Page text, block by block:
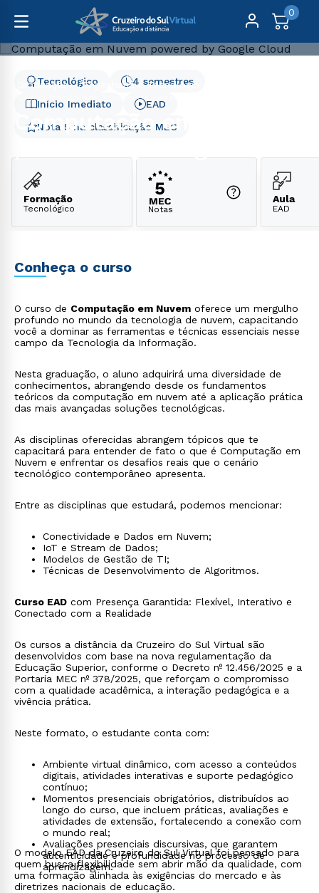
0
Graduação
Engenharia e Tecnologia
Computação em Nuvem powered by Google Cloud
Computação em Nuvem
Início Imediato
Nota 5 na classificação MEC
4 semestres
Tecnológico
EAD
Formação
Tecnológico Notas
Aula
EAD
Conheça o curso
O curso de Computação em Nuvem oferece um mergulho
profundo no mundo da tecnologia de nuvem, capacitando
você a dominar as ferramentas e técnicas essenciais nesse
campo da Tecnologia da Informação.
Nesta graduação, o aluno adquirirá uma diversidade de
conhecimentos, abrangendo desde os fundamentos
teóricos da computação em nuvem até a aplicação prática
das mais avançadas soluções tecnológicas.
As disciplinas oferecidas abrangem tópicos que te
capacitará para entender de fato o que é Computação em
Nuvem e enfrentar os desafios reais que o cenário
tecnológico contemporâneo apresenta.
Entre as disciplinas que estudará, podemos mencionar:
Conectividade e Dados em Nuvem;
IoT e Stream de Dados;
Modelos de Gestão de TI;
Técnicas de Desenvolvimento de Algoritmos.
Curso EAD com Presença Garantida: Flexível, Interativo e
Conectado com a Realidade
Os cursos a distância da Cruzeiro do Sul Virtual são
desenvolvidos com base na nova regulamentação da
Educação Superior, conforme o Decreto nº 12.456/2025 e a
Portaria MEC nº 378/2025, que reforçam o compromisso
com a qualidade acadêmica, a interação pedagógica e a
vivência prática.
Neste formato, o estudante conta com:
Ambiente virtual dinâmico, com acesso a conteúdos
digitais, atividades interativas e suporte pedagógico
contínuo;
Momentos presenciais obrigatórios, distribuídos ao
longo do curso, que incluem práticas, avaliações e
atividades de extensão, fortalecendo a conexão com
o mundo real;
Avaliações presenciais discursivas, que garantem
autenticidade e profundidade no processo de
aprendizagem.
O modelo EAD da Cruzeiro do Sul Virtual foi pensado para
quem busca flexibilidade sem abrir mão da qualidade, com
uma formação alinhada às exigências do mercado e às
diretrizes nacionais de educação.